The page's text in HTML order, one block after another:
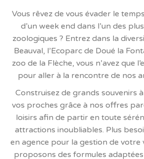
Vous rêvez de vous évader le
d’un week end dans l’un des
zoologiques ? Entrez dans la
Beauval, l’Ecoparc de Doué la
zoo de la Flèche, vous n’avez que
pour aller à la rencontre de nos
Construisez de grands souvenirs
vos proches grâce à nos offres
loisirs afin de partir en toute
attractions inoubliables. Plus
en agence pour la gestion de votre
proposons des formules